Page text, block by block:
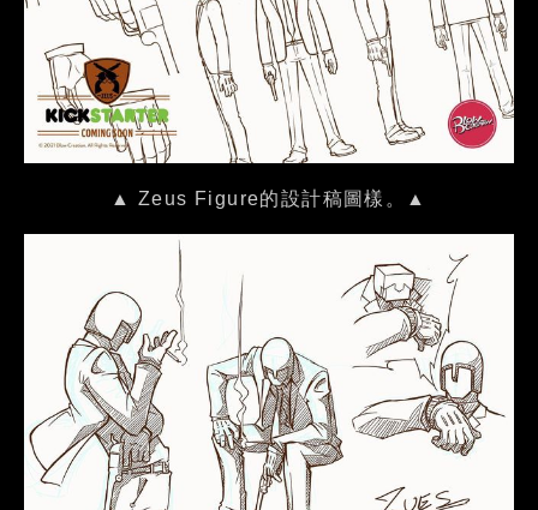
▲ Zeus Figure的設計稿圖樣。▲